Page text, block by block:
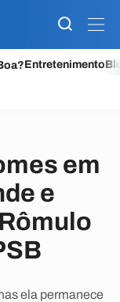
Entretenimento
em
e
ela permanece